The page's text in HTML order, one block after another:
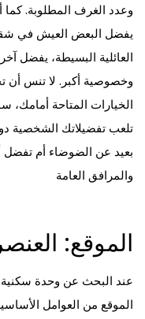
وعدد الغرف المطلوبة. كما
يفضل البعض العيش في شقة
العائلية البسيطة، يفضل
وخصوصية أكبر. لا تنس أن
الخيارات المتاحة أمامك،
تلعب تفضيلاتك الشخصية
بعيد عن الضوضاء أم
والمرافق العامة
الموقع:
عند البحث عن وحدة سكنية
الموقع من العوامل